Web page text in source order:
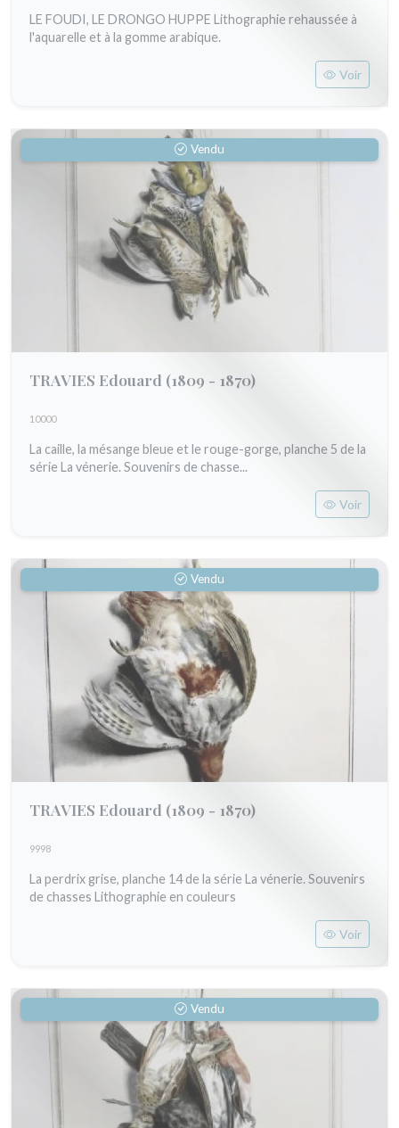
LE FOUDI, LE DRONGO HUPPE Lithographie rehaussée à
l'aquarelle et à la gomme arabique.
Voir
Vendu
TRAVIES Edouard (1809 - 1870)
10000
La caille, la mésange bleue et le rouge-gorge, planche 5 de la
série La vénerie. Souvenirs de chasse...
Voir
Vendu
TRAVIES Edouard (1809 - 1870)
9998
La perdrix grise, planche 14 de la série La vénerie. Souvenirs
de chasses Lithographie en couleurs
Voir
Vendu